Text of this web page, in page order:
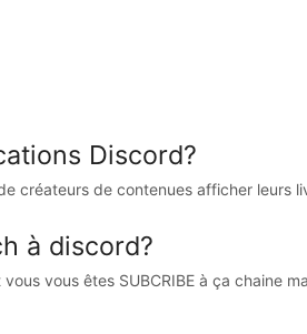
Discord?
créateurs de contenues afficher leurs
à discord?
vous êtes SUBCRIBE à ça chaine